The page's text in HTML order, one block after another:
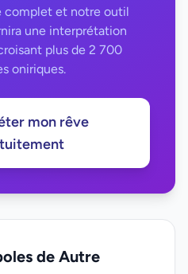
complet et notre outil
une interprétation
plus de 2 700
oniriques.
mon rêve
de Autre